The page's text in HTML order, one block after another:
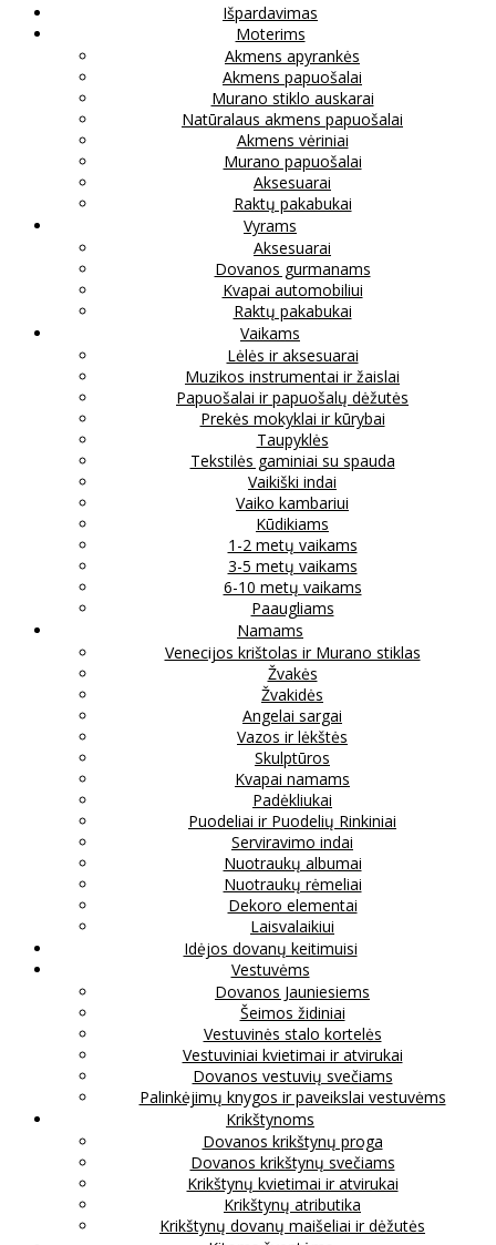
Išpardavimas
Moterims
Akmens apyrankės
Akmens papuošalai
Murano stiklo auskarai
Natūralaus akmens papuošalai
Akmens vėriniai
Murano papuošalai
Aksesuarai
Raktų pakabukai
Vyrams
Aksesuarai
Dovanos gurmanams
Kvapai automobiliui
Raktų pakabukai
Vaikams
Lėlės ir aksesuarai
Muzikos instrumentai ir žaislai
Papuošalai ir papuošalų dėžutės
Prekės mokyklai ir kūrybai
Taupyklės
Tekstilės gaminiai su spauda
Vaikiški indai
Vaiko kambariui
Kūdikiams
1-2 metų vaikams
3-5 metų vaikams
6-10 metų vaikams
Paaugliams
Namams
Venecijos krištolas ir Murano stiklas
Žvakės
Žvakidės
Angelai sargai
Vazos ir lėkštės
Skulptūros
Kvapai namams
Padėkliukai
Puodeliai ir Puodelių Rinkiniai
Serviravimo indai
Nuotraukų albumai
Nuotraukų rėmeliai
Dekoro elementai
Laisvalaikiui
Idėjos dovanų keitimuisi
Vestuvėms
Dovanos Jauniesiems
Šeimos židiniai
Vestuvinės stalo kortelės
Vestuviniai kvietimai ir atvirukai
Dovanos vestuvių svečiams
Palinkėjimų knygos ir paveikslai vestuvėms
Krikštynoms
Dovanos krikštynų proga
Dovanos krikštynų svečiams
Krikštynų kvietimai ir atvirukai
Krikštynų atributika
Krikštynų dovanų maišeliai ir dėžutės